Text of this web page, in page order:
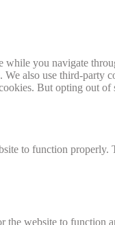
you navigate
also use third-party
But opting out
to function
website to function